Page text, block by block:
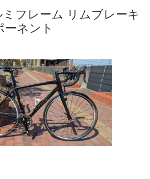
フレーム リムブレーキ
ーネント